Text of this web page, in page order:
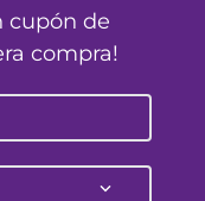
cupón de
compra!